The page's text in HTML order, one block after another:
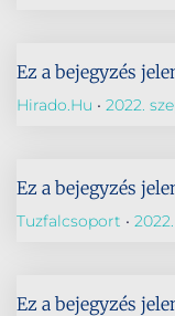
Ez a bejegyzés
Hirado.hu 2022.
Ez a bejegyzés
Tuzfalcsoport
Ez a bejegyzés